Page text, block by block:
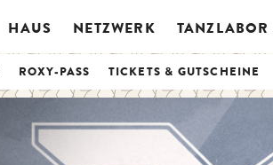
ROXY-PASS TICKETS & GUTSCHEINE
HAUS NETZWERK TANZLABOR